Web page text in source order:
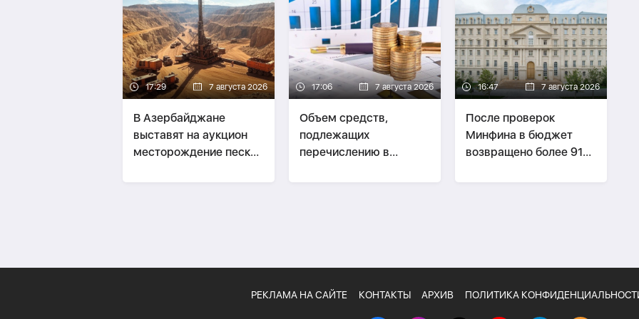
17:29 7 августа 2026
В Азербайджане
выставят на аукцион
месторождение песка
17:06 7 августа 2026
Объем средств,
подлежащих
перечислению в
4 млрд манатов
16:47 7 августа 2026
После проверок
Минфина в бюджет
возвращено более 91
РЕКЛАМА НА САЙТЕ КОНТАКТЫ АРХИВ ПОЛИТИКА